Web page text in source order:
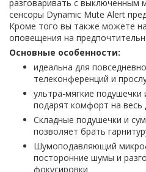
разговаривать с выключенным
сенсоры Dynamic Mute Alert
Кроме того вы также можете
оповещения на
Основные особенности:
идеальна для
телеконференций и
ультра-мягкие подушечки
подарят комфорт на весь
Складные подушечки и
позволяет брать
Шумоподавляющий
посторонние шумы и
фокусировки